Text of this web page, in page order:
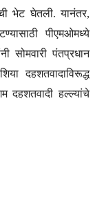
भेट घेतली. यानंतर,
पीएमओमध्ये
सोमवारी पंतप्रधान
दहशतवादाविरूद्ध
दहशतवादी हल्ल्यांचे